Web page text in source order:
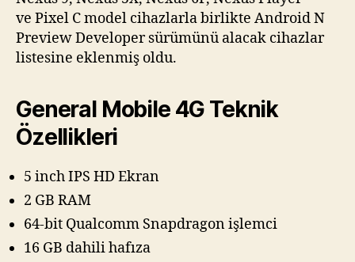
ve Pixel C model cihazlarla birlikte Android N
Preview Developer sürümünü alacak cihazlar
listesine eklenmiş oldu.
General Mobile 4G Teknik
Özellikleri
5 inch IPS HD Ekran
2 GB RAM
64-bit Qualcomm Snapdragon işlemci
16 GB dahili hafıza